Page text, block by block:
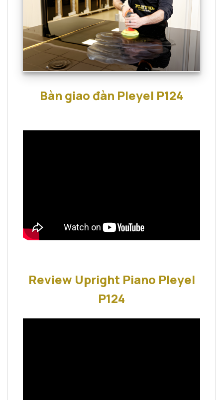
Bàn giao đàn Pleyel P124
Review Upright Piano Pleyel
P124